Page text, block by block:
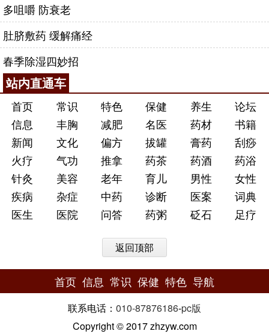
多咀嚼 防衰老
肚脐敷药 缓解痛经
春季除湿四妙招
站内直通车
首页 常识 特色 保健 养生
论坛
信息
丰胸 减肥 名医 药材
书籍
新闻
文化 偏方 拔罐 膏药
刮痧
火疗
气功 推拿 药茶 药酒
药浴
针灸
美容 老年 育儿 男性
女性
疾病
杂症 中药 诊断 医案
词典
医生
医院 问答 药粥 砭石 足疗
返回顶部
首页 信息 常识 保健 特色 导航
联系电话： 010-87876186-pc版
Copyright © 2017 zhzyw.com